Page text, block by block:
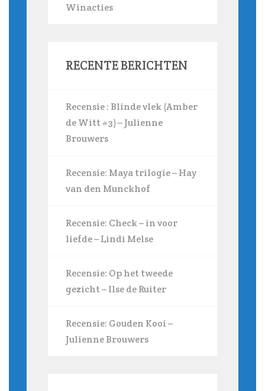
Winacties
RECENTE BERICHTEN
Recensie : Blinde vlek (Amber
de Witt #3) – Julienne
Brouwers
Recensie: Maya trilogie – Hay
van den Munckhof
Recensie: Check – in voor
liefde – Lindi Melse
Recensie: Op het tweede
gezicht – Ilse de Ruiter
Recensie: Gouden Kooi –
Julienne Brouwers